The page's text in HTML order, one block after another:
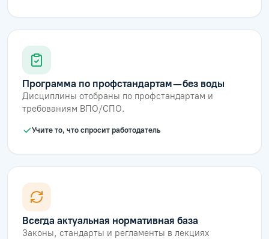
Программа по профстандартам — без воды
Дисциплины отобраны по профстандартам и
требованиям ВПО/СПО.
Учите то, что спросит работодатель
Всегда актуальная нормативная база
Законы, стандарты и регламенты в лекциях